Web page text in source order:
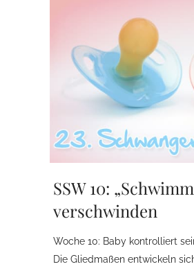
SSW 10:
verschwinden
Woche 10: Baby kontrolliert
Die Gliedmaßen entwickeln